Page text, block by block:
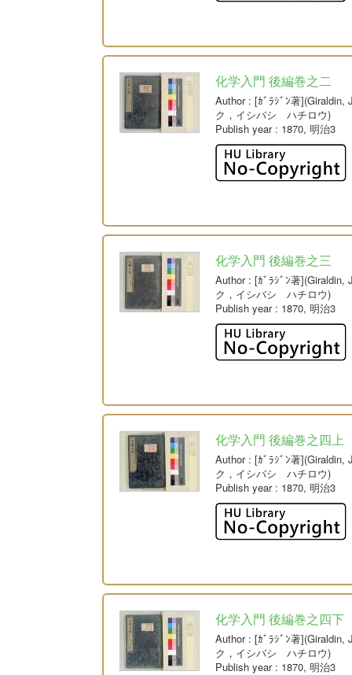
化学入門 後編巻之二
Author: [ｶﾞﾗｼﾞﾝ著](Giraldin,
ク，イシバシ ハチロウ)
Publish year: 1870, 明治3
化学入門 後編巻之三
Author: [ｶﾞﾗｼﾞﾝ著](Giraldin,
ク，イシバシ ハチロウ)
Publish year: 1870, 明治3
化学入門 後編巻之四上
Author: [ｶﾞﾗｼﾞﾝ著](Giraldin,
ク，イシバシ ハチロウ)
Publish year: 1870, 明治3
化学入門 後編巻之四下
Author: [ｶﾞﾗｼﾞﾝ著](Giraldin,
ク，イシバシ ハチロウ)
Publish year: 1870, 明治3